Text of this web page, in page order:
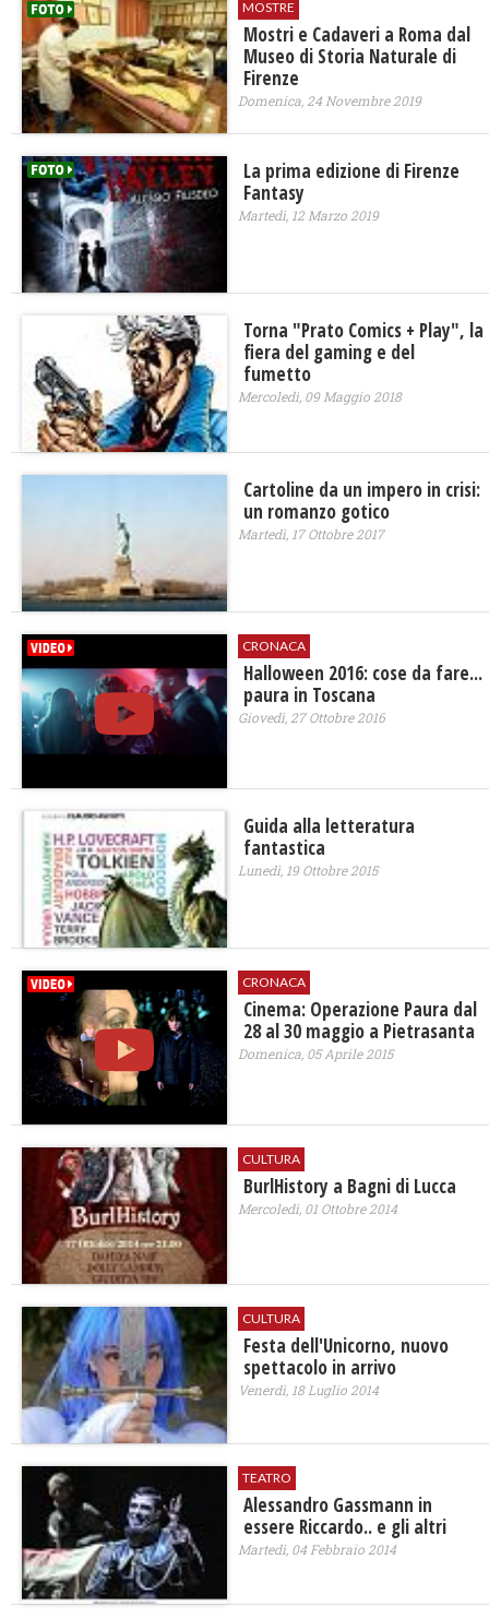
MOSTRE
Mostri e Cadaveri a Roma dal
Museo di Storia Naturale di
Firenze
Domenica, 24 Novembre 2019
La prima edizione di Firenze
Fantasy
Martedì, 12 Marzo 2019
Torna "Prato Comics + Play", la
fiera del gaming e del
fumetto
Mercoledì, 09 Maggio 2018
Cartoline da un impero in crisi:
un romanzo gotico
Martedì, 17 Ottobre 2017
CRONACA
Halloween 2016: cose da fare...
paura in Toscana
Giovedì, 27 Ottobre 2016
Guida alla letteratura
fantastica
Lunedì, 19 Ottobre 2015
CRONACA
Cinema: Operazione Paura dal
28 al 30 maggio a Pietrasanta
Domenica, 05 Aprile 2015
CULTURA
BurlHistory a Bagni di Lucca
Mercoledì, 01 Ottobre 2014
CULTURA
Festa dell'Unicorno, nuovo
spettacolo in arrivo
Venerdì, 18 Luglio 2014
TEATRO
Alessandro Gassmann in
essere Riccardo.. e gli altri
Martedì, 04 Febbraio 2014